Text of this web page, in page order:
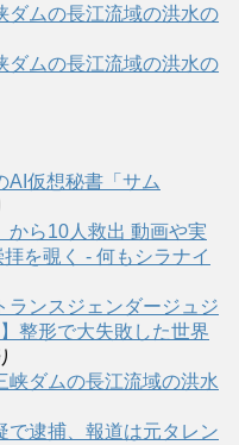
ダムの長江流域の洪水の
ダムの長江流域の洪水の
AI仮想秘書「サム
から10人救出 動画や実
を覗く - 何もシラナイ
ランスジェンダージュジ
】整形で大失敗した世界
峡ダムの長江流域の洪水
で逮捕、報道は元タレン